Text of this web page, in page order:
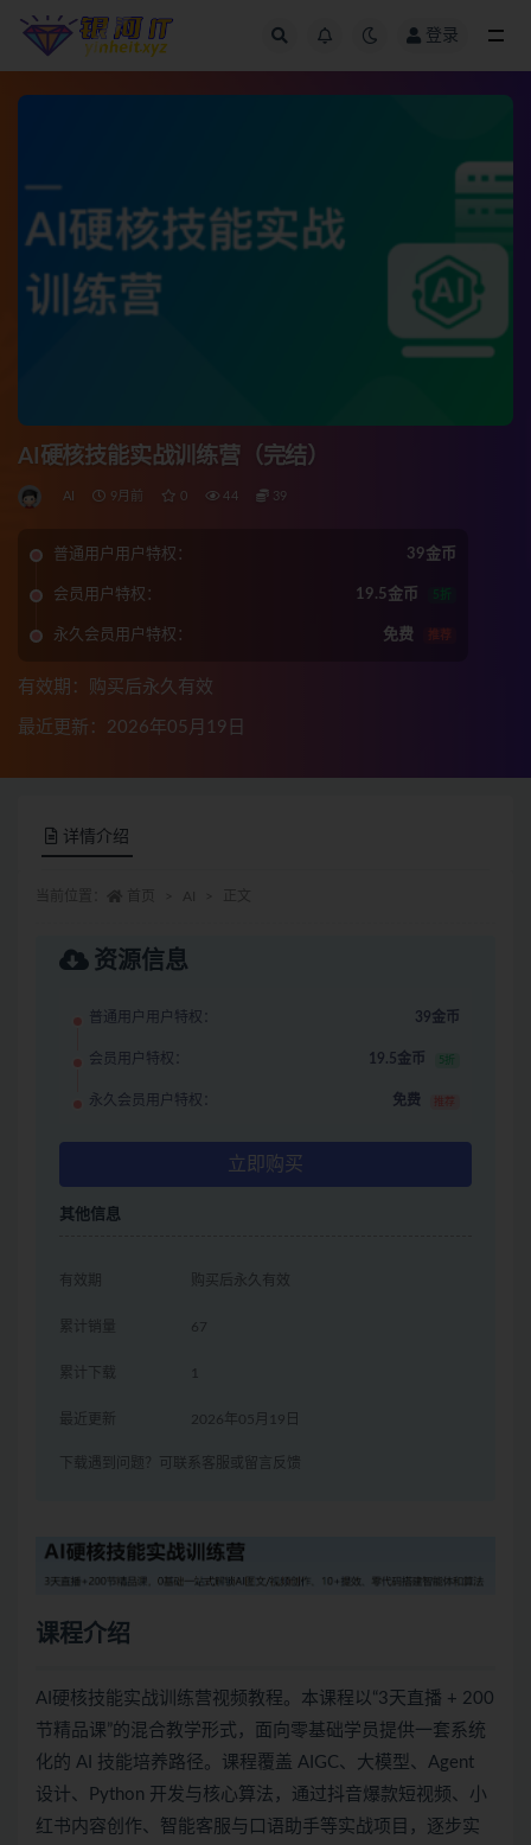
登录
AI硬核技能实战训练营（完结）
AI 9月前 0 44 39
普通用户用户特权： 39金币
会员用户特权： 19.5金币 5折
永久会员用户特权： 免费 推荐
有效期：购买后永久有效
最近更新：2026年05月19日
详情介绍
资源信息
普通用户用户特权： 39金币
会员用户特权： 19.5金币 5折
永久会员用户特权： 免费 推荐
立即购买
其他信息
有效期 购买后永久有效
累计销量 67
累计下载 1
最近更新 2026年05月19日
下载遇到问题？可联系客服或留言反馈
课程介绍
AI硬核技能实战训练营视频教程。本课程以“3天直播 + 200
节精品课”的混合教学形式，面向零基础学员提供一套系统
化的 AI 技能培养路径。课程覆盖 AIGC、大模型、Agent
设计、Python 开发与核心算法，通过抖音爆款短视频、小
红书内容创作、智能客服与口语助手等实战项目，逐步实